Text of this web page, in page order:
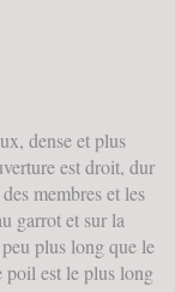
dense et plus
est droit, dur
membres et les
garrot et sur la
plus long que le
poil est le plus long